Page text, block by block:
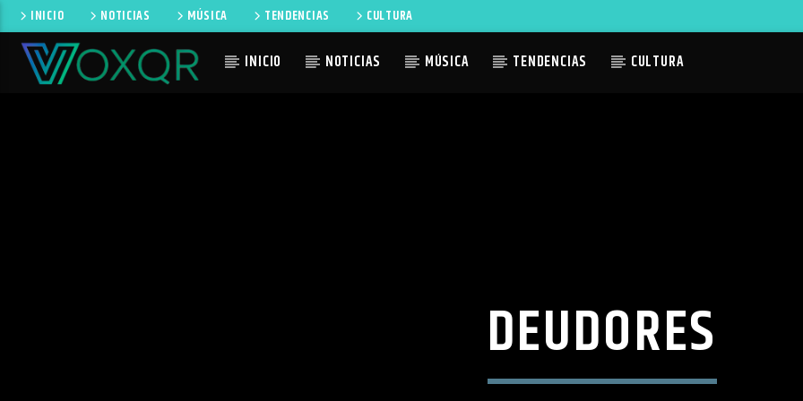
INICIO NOTICIAS MÚSICA TENDENCIAS CULTURA
INICIO NOTICIAS MÚSICA TENDENCIAS CULTURA
DEUDORES